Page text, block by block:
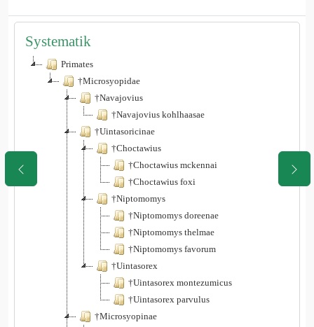
Systematik
Primates
†Microsyopidae
†Navajovius
†Navajovius kohlhaasae
†Uintasoricinae
†Choctawius
†Choctawius mckennai
†Choctawius foxi
†Niptomomys
†Niptomomys doreenae
†Niptomomys thelmae
†Niptomomys favorum
†Uintasorex
†Uintasorex montezumicus
†Uintasorex parvulus
†Microsyopinae